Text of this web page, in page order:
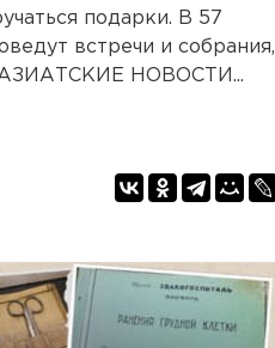
подарки. В 57
встречи и собрания,
НОВОСТИ...